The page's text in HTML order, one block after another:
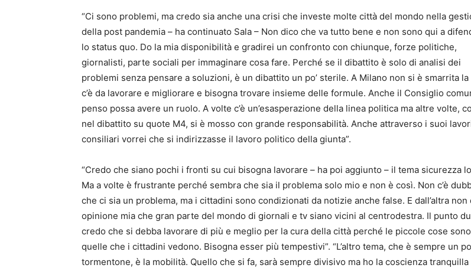
“Ci sono problemi, ma credo sia anche una crisi che investe molte città del mondo nella
della post pandemia – ha continuato Sala – Non dico che va tutto bene e non sono qui a
lo status quo. Do la mia disponibilità e gradirei un confronto con chiunque, forze politiche,
giornalisti, parte sociali per immaginare cosa fare. Perché se il dibattito è solo di analisi dei
problemi senza pensare a soluzioni, è un dibattito un po’ sterile. A Milano non si è smarrita la
c’è da lavorare e migliorare e bisogna trovare insieme delle formule. Anche il Consiglio
penso possa avere un ruolo. A volte c’è un’esasperazione della linea politica ma altre volte,
nel dibattito su quote M4, si è mosso con grande responsabilità. Anche attraverso i suoi
consiliari vorrei che si indirizzasse il lavoro politico della giunta”.
“Credo che siano pochi i fronti su cui bisogna lavorare – ha poi aggiunto – il tema sicurezza
Ma a volte è frustrante perché sembra che sia il problema solo mio e non è così. Non c’è
che ci sia un problema, ma i cittadini sono condizionati da notizie anche false. E dall’altra non
opinione mia che gran parte del mondo di giornali e tv siano vicini al centrodestra. Il punto
credo che si debba lavorare di più e meglio per la cura della città perché le piccole cose sono
quelle che i cittadini vedono. Bisogna esser più tempestivi”. “L’altro tema, che è sempre un
tormentone, è la mobilità. Quello che si fa, sarà sempre divisivo ma ho la coscienza tranquilla